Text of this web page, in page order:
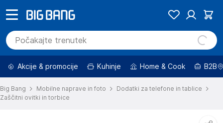
Akcije & promocije Kuhinje Home & Cook B2B
Big Bang Mobilne naprave in foto
Dodatki za telefone in tablice
Zaščitni ovitki in torbice